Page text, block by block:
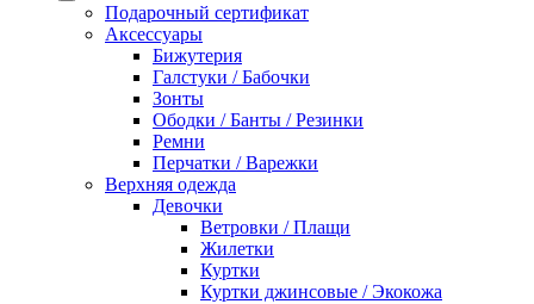
Подарочный сертификат
Аксессуары
Бижутерия
Галстуки / Бабочки
Зонты
Ободки / Банты / Резинки
Ремни
Перчатки / Варежки
Верхняя одежда
Девочки
Ветровки / Плащи
Жилетки
Куртки
Куртки джинсовые / Экокожа